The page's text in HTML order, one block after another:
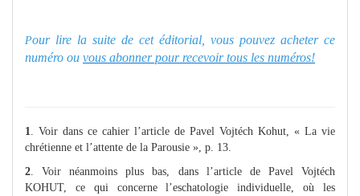
Pour lire la suite de cet éditorial, vous pouvez acheter ce
numéro ou vous abonner pour recevoir tous les numéros!
1
. Voir dans ce cahier l’article de Pavel Vojtéch Kohut, « La vie
chrétienne et l’attente de la Parousie », p. 13.
2 . Voir néanmoins plus bas, dans l’article de Pavel Vojtéch
KOHUT, ce qui concerne l’eschatologie individuelle, où les